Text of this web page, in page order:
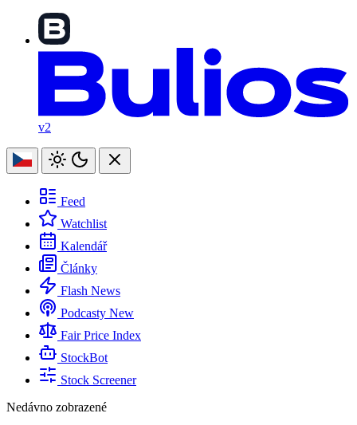
v2
Feed
Watchlist
Kalendář
Články
Flash News
Podcasty New
Fair Price Index
StockBot
Stock Screener
Nedávno zobrazené